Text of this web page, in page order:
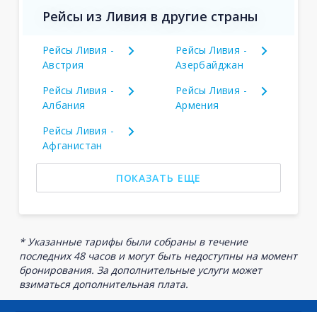
Рейсы из Ливия в другие страны
Рейсы Ливия -
Австрия
Рейсы Ливия -
Азербайджан
Рейсы Ливия -
Албания
Рейсы Ливия -
Армения
Рейсы Ливия -
Афганистан
ПОКАЗАТЬ ЕЩЕ
* Указанные тарифы были собраны в течение
последних 48 часов и могут быть недоступны на момент
бронирования. За дополнительные услуги может
взиматься дополнительная плата.